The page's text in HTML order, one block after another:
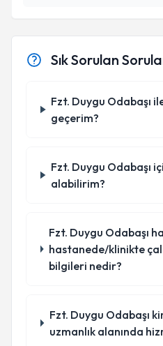
Sık Sorulan
Fzt. Duygu Odabaşı
geçerim?
Fzt. Duygu Odabaşı
alabilirim?
Fzt. Duygu Odabaşı
hastanede/klinikte
bilgileri nedir?
Fzt. Duygu Odabaşı
uzmanlık alanında